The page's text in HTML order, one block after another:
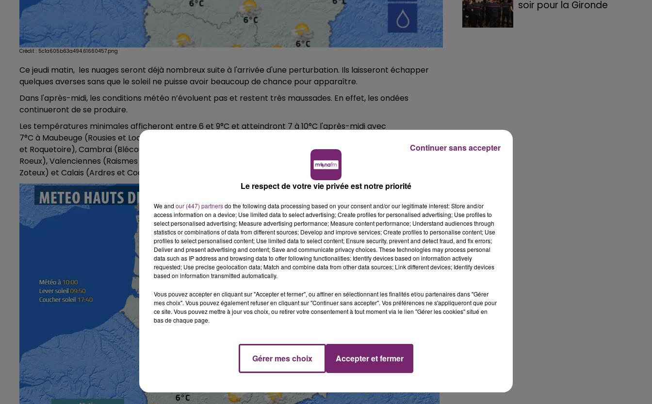
Crédit : 5c1a605b63a494.61660457.png
Ce jeudi matin, les nuages seront déjà nombreux suite à l'arrivée d'une perturbation. Ils laisseront échapper
quelques averses sans que le soleil ne puisse avoir beaucoup de chance pour apparaître.
Dans l'après-midi, les conditions météo n’évoluent pas et restent très maussades. En effet, les ondées
continueront de se produire.
Les températures minimales afficheront entre 6 et 9°C et atteindront 7 à 10°C l'après-midi avec
7°C à Maubeuge (Rousies et Locquignol), 9°C à Saint Pol (Pierremont et Ambrine), à Saint Omer (Longuenesse
et Roquetoire), Cambrai (Blécourt et Carnières) et Lens (Barlin et Servins) ainsi qu'à Arras (Achicourt et
Roeux), Valenciennes (Raismes et Thiant) et Lille (Fromelles et Bondues), et 10°C à Boulogne (Parenty et
Zoteux) et Calais (Ardres et Coquelles).
soir pour la Gironde
Le respect de votre vie privée est notre priorité
We and our (447) partnersdo the following data processing based on your consent and/or our legitimate interest: Store and/or
access information on a device; Use limited data to select advertising; Create profiles for personalised advertising; Use profiles to
select personalised advertising; Measure advertising performance; Measure content performance; Understand audiences through
statistics or combinations of data from different sources; Develop and improve services; Create profiles to personalise content; Use
profiles to select personalised content; Use limited data to select content; Ensure security, prevent and detect fraud, and fix errors;
Deliver and present advertising and content; Save and communicate privacy choices. These technologies may process personal
data such as IP address and browsing data to offer following functionalities: Identify devices based on information actively
requested; Use precise geolocation data; Match and combine data from other data sources; Link different devices; Identify devices
based on information transmitted automatically.
Vous pouvez accepter en cliquant sur "Accepter et fermer", ou affiner en sélectionnant les finalités et/ou partenaires dans "Gérer
mes choix". Vous pouvez également refuser en cliquant sur "Continuer sans accepter". Vos préférences ne s'appliqueront que pour
ce site. Vous pouvez mettre à jour vos choix, ou retirer votre consentement à tout moment via le lien "Gérer les cookies" situé en
bas de chaque page.
Gérer mes choix Accepter et fermer
Continuer sans accepter